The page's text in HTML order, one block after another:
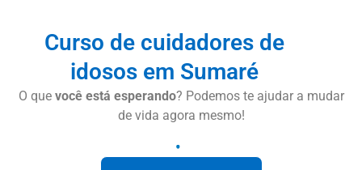
Curso de cuidadores de
idosos em Sumaré
O que você está esperando? Podemos te ajudar a mudar
de vida agora mesmo!